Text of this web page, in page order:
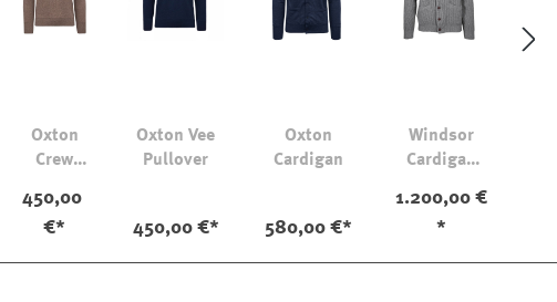
Oxton
Crew
450,00
€*
Oxton Vee
Pullover
450,00 €*
Oxton
Cardigan
580,00 €*
Windsor
Cardigan
1.200,00 €
*